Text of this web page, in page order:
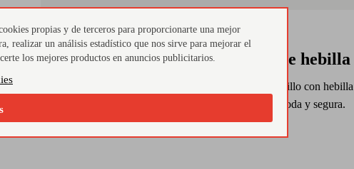
plano
plana cómoda y versátil, ideal para looks
planes especiales.
Cierre de hebilla
Pulsera al tobillo con
sujeción cómoda y segura.
propias y de terceros para proporcionarte una mejor
realizar un análisis estadístico que nos sirve para mejorar el
los mejores productos en anuncios publicitarios.